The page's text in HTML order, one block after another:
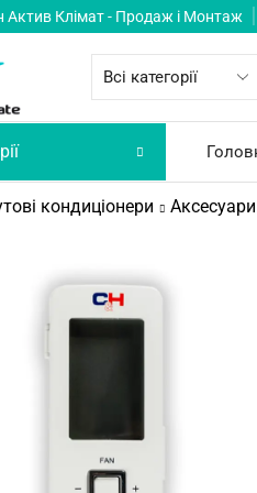
Актив Клімат - Продаж і Монтаж
кондиціонери